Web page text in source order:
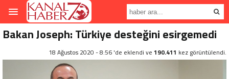
Bakan Joseph: Türkiye desteğini esirgemedi
18 Ağustos 2020 - 8:56 'de eklendi ve 190.411 kez görüntülendi.